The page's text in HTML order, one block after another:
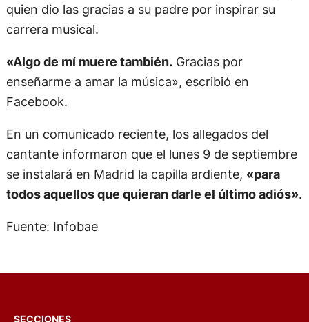
quien dio las gracias a su padre por inspirar su
carrera musical.
«Algo de mí muere también.Gracias por
enseñarme a amar la música», escribió en
Facebook.
En un comunicado reciente, los allegados del
cantante informaron que el lunes 9 de septiembre
se instalará en Madrid la capilla ardiente, «para
todos aquellos que quieran darle el último adiós».
Fuente: Infobae
SECCIONES